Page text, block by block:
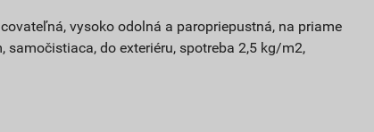
vysoko odolná a paropriepustná, na priame
do exteriéru, spotreba 2,5 kg/m2,